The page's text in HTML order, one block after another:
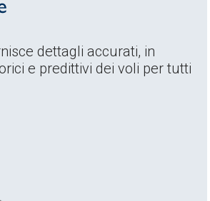
dettagli accurati, in
e predittivi dei voli per tutti